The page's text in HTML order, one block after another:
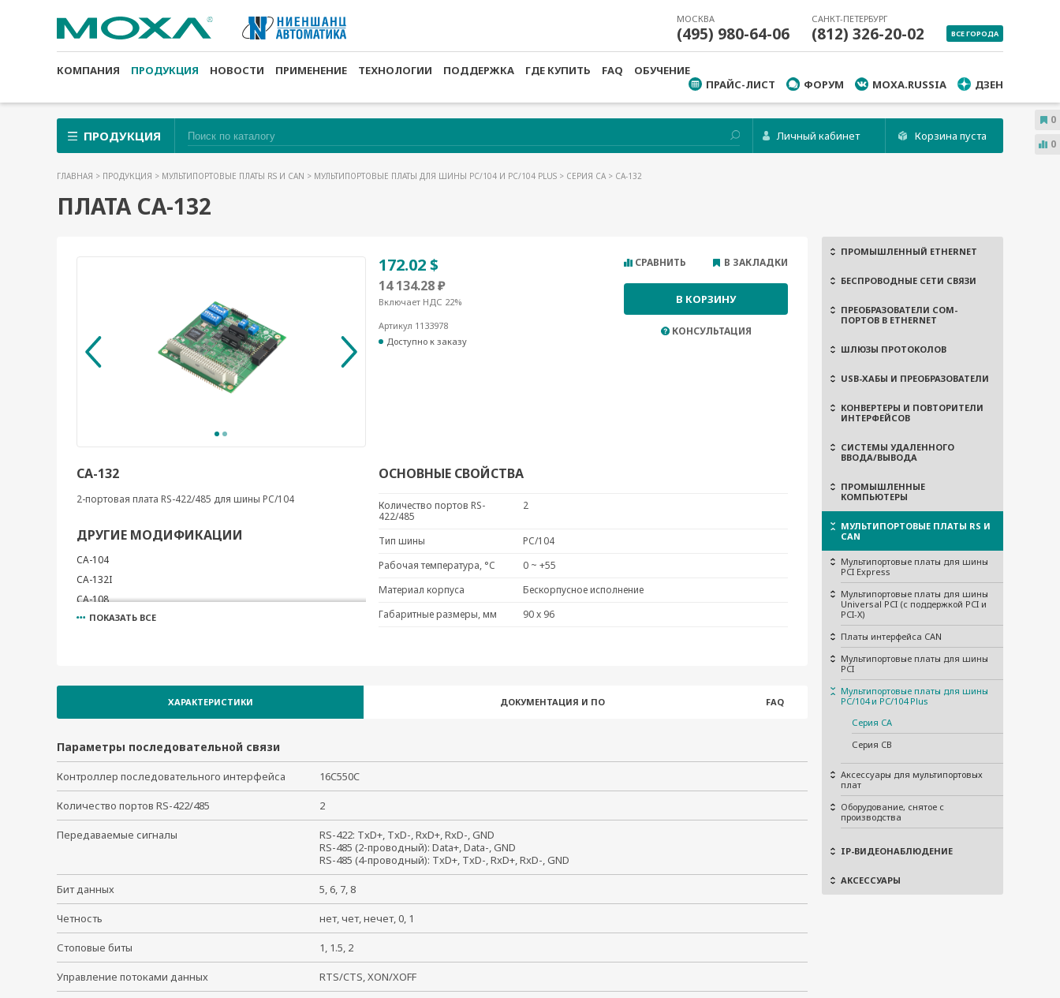
МОСКВА
(495) 980-64-06
САНКТ-ПЕТЕРБУРГ
(812) 326-20-02 ВСЕ ГОРОДА
КОМПАНИЯ ПРОДУКЦИЯ НОВОСТИ ПРИМЕНЕНИЕ ТЕХНОЛОГИИ ПОДДЕРЖКА ГДЕ КУПИТЬ FAQ
ОБУЧЕНИЕ
ПРАЙС-ЛИСТ
ФОРУМ MOXA.RUSSIA ДЗЕН
ПРОДУКЦИЯ Личный кабинет Корзина пуста
ГЛАВНАЯ > ПРОДУКЦИЯ > МУЛЬТИПОРТОВЫЕ ПЛАТЫ RS И CAN > МУЛЬТИПОРТОВЫЕ ПЛАТЫ ДЛЯ ШИНЫ PC/104 И PC/104 PLUS > СЕРИЯ CA > CA-132
ПЛАТА CA-132
ПРОМЫШЛЕННЫЙ ETHERNET
БЕСПРОВОДНЫЕ СЕТИ СВЯЗИ
ПРЕОБРАЗОВАТЕЛИ COM-
ПОРТОВ В ETHERNET
ШЛЮЗЫ ПРОТОКОЛОВ
USB-ХАБЫ И ПРЕОБРАЗОВАТЕЛИ
КОНВЕРТЕРЫ И ПОВТОРИТЕЛИ
ИНТЕРФЕЙСОВ
СИСТЕМЫ УДАЛЕННОГО
ВВОДА/ВЫВОДА
ПРОМЫШЛЕННЫЕ
КОМПЬЮТЕРЫ
МУЛЬТИПОРТОВЫЕ ПЛАТЫ RS И
CAN
Мультипортовые платы для шины
PCI Express
Мультипортовые платы для шины
Universal PCI (с поддержкой PCI и
PCI-X)
Платы интерфейса CAN
Мультипортовые платы для шины
PCI
Мультипортовые платы для шины
PC/104 и PC/104 Plus
Серия CA
Серия CB
Аксессуары для мультипортовых
плат
Оборудование, снятое с
производства
IP-ВИДЕОНАБЛЮДЕНИЕ
АКСЕССУАРЫ
172.02 $
14 134.28 ₽
Включает НДС 22%
Артикул 1133978
Доступно к заказу
СРАВНИТЬ В ЗАКЛАДКИ
В КОРЗИНУ
КОНСУЛЬТАЦИЯ
CA-132
2-портовая плата RS-422/485 для шины PC/104
ДРУГИЕ МОДИФИКАЦИИ
CA-104
CA-132I
CA-108
CA-134I
CA-132-T
CA-114-T
ПОКАЗАТЬ ВСЕ
ОСНОВНЫЕ СВОЙСТВА
Количество портов RS-
422/485
2
Тип шины
PC/104
Рабочая температура, °C
0 ~ +55
Материал корпуса
Бескорпусное исполнение
Габаритные размеры, мм
90 x 96
ХАРАКТЕРИСТИКИ ДОКУМЕНТАЦИЯ И ПО FAQ
Параметры последовательной связи
Контроллер последовательного интерфейса 16C550C
Количество портов RS-422/485 2
Передаваемые сигналы
RS-422: TxD+, TxD-, RxD+, RxD-, GND
RS-485 (2-проводный): Data+, Data-, GND
RS-485 (4-проводный): TxD+, TxD-, RxD+, RxD-, GND
Бит данных 5, 6, 7, 8
Четность нет, чет, нечет, 0, 1
Стоповые биты 1, 1.5, 2
Управление потоками данных RTS/CTS, XON/XOFF
0
0